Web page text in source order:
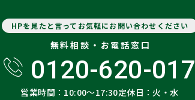
HPを見たと言ってお気軽にお問い合わせください
無料相談・お電話窓口
0120-620-017
営業時間：10:00〜17:30定休日：火・水